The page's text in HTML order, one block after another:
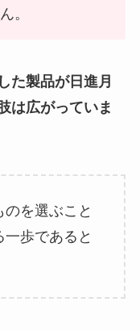
。
た製品が日進月
は広がっていま
を選ぶこと
歩であると